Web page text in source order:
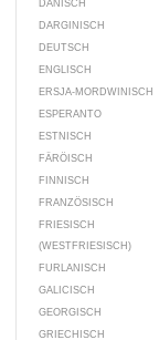
DÄNISCH
DARGINISCH
DEUTSCH
ENGLISCH
ERSJA-MORDWINISCH
ESPERANTO
ESTNISCH
FÄRÖISCH
FINNISCH
FRANZÖSISCH
FRIESISCH
(WESTFRIESISCH)
FURLANISCH
GALICISCH
GEORGISCH
GRIECHISCH